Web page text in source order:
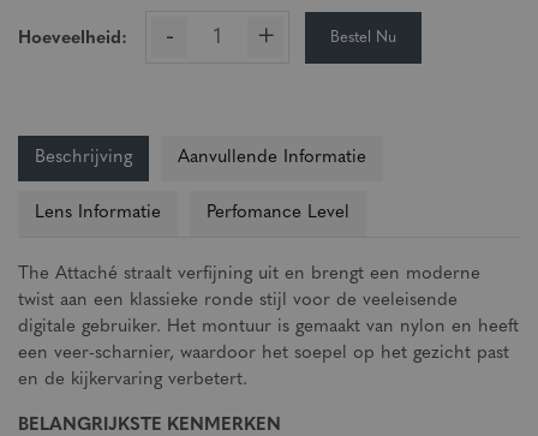
Hoeveelheid: - + Bestel Nu
Beschrijving Aanvullende Informatie
Lens Informatie Perfomance Level
The Attaché straalt verfijning uit en brengt een moderne
twist aan een klassieke ronde stijl voor de veeleisende
digitale gebruiker. Het montuur is gemaakt van nylon en heeft
een veer-scharnier, waardoor het soepel op het gezicht past
en de kijkervaring verbetert.
BELANGRIJKSTE KENMERKEN